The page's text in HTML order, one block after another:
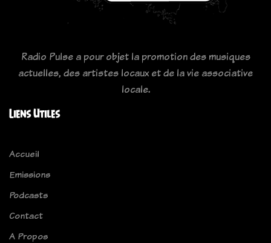
Radio Pulse a pour objet la promotion des musiques
actuelles, des artistes locaux et de la vie associative
locale.
Liens Utiles
Accueil
Emissions
Podcasts
Contact
A Propos